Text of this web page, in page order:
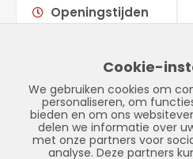
Openingstijden
ZondagGesloten
Cookie-
We gebruiken cookies om
personaliseren, om
bieden en om ons
delen we informatie over
met onze partners voor
analyse. Deze partners